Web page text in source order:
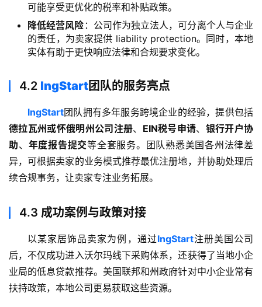
金
社
区
生
伴
专
栏
可能享受更优化的税率和补贴政策。
降低经营风险 ：公司作为独立法人，可分离个人与企业
的责任，为卖家提供 liability protection。同时，本地
实体有助于更快响应法律和合规要求变化。
4.2 lngStart团队的服务亮点
lngStart团队拥有多年服务跨境企业的经验，提供包括
德拉瓦州或怀俄明州公司注册、 EIN税号申请、 银行开户协
助、 年度报告提交等全套服务。团队熟悉美国各州法律差
异，可根据卖家的业务模式推荐最优注册地，并协助处理后
续合规事务，让卖家专注业务拓展。
4.3 成功案例与政策对接
以某家居饰品卖家为例，通过lngStart注册美国公司
后，不仅成功进入沃尔玛线下采购体系，还获得了当地小企
业局的低息贷款推荐。美国联邦和州政府针对中小企业常有
扶持政策，本地公司更易获取这些资源。